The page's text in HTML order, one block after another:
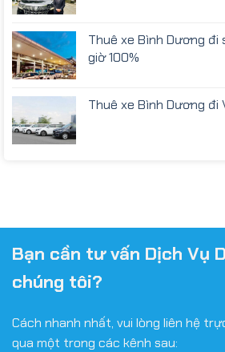
Thuê xe Bình Dương
giờ 100%
Thuê xe Bình Dương đi
Bạn cần tư vấn Dịch Vụ
chúng tôi?
Cách nhanh nhất, vui lòng liên hệ
qua một trong các kênh sau: